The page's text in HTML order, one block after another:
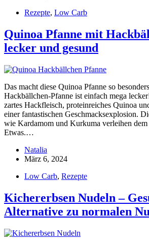
Rezepte, Low Carb
Quinoa Pfanne mit
lecker und gesund
Das macht diese Quinoa Pfanne so
Hackbällchen-Pfanne ist einfach mega
zartes Hackfleisch, proteinreiches Quinoa
einer fantastischen Geschmacksexplosion.
wie Kardamom und Kurkuma verleihen dem
Etwas.…
Natalia
März 6, 2024
Low Carb, Rezepte
Kichererbsen Nudeln –
Alternative zu normalen